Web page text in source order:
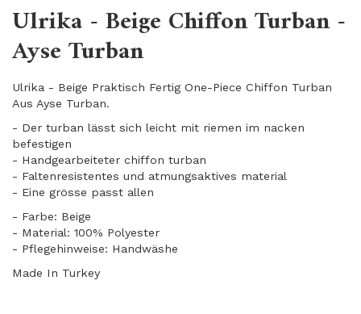
Ulrika - Beige Chiffon Turban -
Ayse Turban
Ulrika - Beige Praktisch Fertig One-Piece Chiffon Turban
Aus Ayse Turban.
- Der turban lässt sich leicht mit riemen im nacken
befestigen
- Handgearbeiteter chiffon turban
- Faltenresistentes und atmungsaktives material
​- Eine grösse passt allen
- Farbe: Beige
- Material: 100% Polyester
- Pflegehinweise: Handwäshe
Made In Turkey